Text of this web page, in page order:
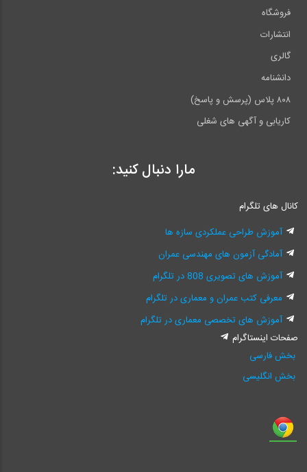
فروشگاه
انتشارات
گالری
دانشنامه
۸۰۸ پلاس (پرسش و پاسخ)
کاریابی و آگهی های شغلی
مارا دنبال کنید:
کانال های تلگرام
آموزش طراحی عملکردی سازه ها
آمادگی آزمون های مهندسی عمران
آموزش های تصویری 808 در تلگرام
معرفی کتب عمران و معماری در تلگرام
آموزش های تخصصی معماری در تلگرام
صفحات اینستاگرام
بخش فارسی
بخش انگلیسی